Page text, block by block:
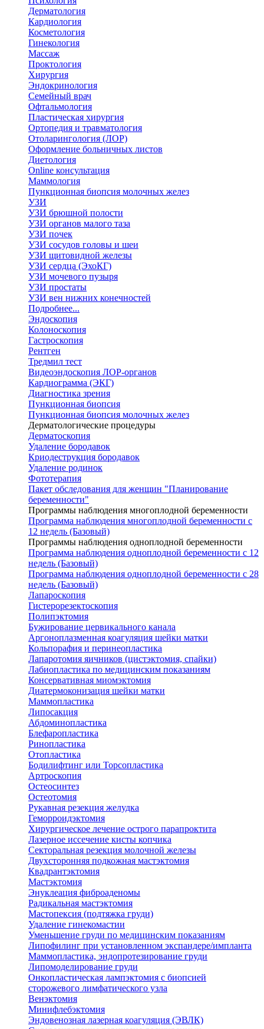
Дерматология
Кардиология
Косметология
Гинекология
Массаж
Проктология
Хирургия
Эндокринология
Семейный врач
Офтальмология
Пластическая хирургия
Ортопедия и травматология
Отоларингология (ЛОР)
Оформление больничных листов
Диетология
Online консультация
Маммология
Пункционная биопсия молочных желез
УЗИ
УЗИ брюшной полости
УЗИ органов малого таза
УЗИ почек
УЗИ сосудов головы и шеи
УЗИ щитовидной железы
УЗИ сердца (ЭхоКГ)
УЗИ мочевого пузыря
УЗИ простаты
УЗИ вен нижних конечностей
Подробнее...
Эндоскопия
Колоноскопия
Гастроскопия
Рентген
Тредмил тест
Видеоэндоскопия ЛОР-органов
Кардиограмма (ЭКГ)
Диагностика зрения
Пункционная биопсия
Пункционная биопсия молочных желез
Дерматологические процедуры
Дерматоскопия
Удаление бородавок
Криодеструкция бородавок
Удаление родинок
Фототерапия
Пакет обследования для женщин "Планирование
беременности"
Программы наблюдения многоплодной беременности
Программа наблюдения многоплодной беременности с
12 недель (Базовый)
Программы наблюдения одноплодной беременности
Программа наблюдения одноплодной беременности с 12
недель (Базовый)
Программа наблюдения одноплодной беременности с 28
недель (Базовый)
Лапароскопия
Гистерорезектоскопия
Полипэктомия
Бужирование цервикального канала
Аргоноплазменная коагуляция шейки матки
Кольпорафия и перинеопластика
Лапаротомия яичников (цистэктомия, спайки)
Лабиопластика по медицинским показаниям
Консервативная миомэктомия
Диатермоконизация шейки матки
Маммопластика
Липосакция
Абдоминопластика
Блефаропластика
Ринопластика
Отопластика
Бодилифтинг или Торсопластика
Артроскопия
Остеосинтез
Остеотомия
Рукавная резекция желудка
Геморроидэктомия
Хирургическое лечение острого парапроктита
Лазерное иссечение кисты копчика
Секторальная резекция молочной железы
Двухсторонняя подкожная мастэктомия
Квадрантэктомия
Мастэктомия
Энуклеация фиброаденомы
Радикальная мастэктомия
Мастопексия (подтяжка груди)
Удаление гинекомастии
Уменьшение груди по медицинским показаниям
Липофилинг при установленном экспандере/импланта
Маммопластика, эндопротезирование груди
Липомоделирование груди
Онкопластическая лампэктомия с биопсией
сторожевого лимфатического узла
Венэктомия
Минифлебэктомия
Эндовенозная лазерная коагуляция (ЭВЛК)